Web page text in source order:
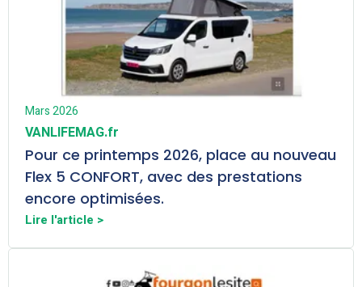
Mars 2026
VANLIFEMAG.fr
Pour ce printemps 2026, place au nouveau
Flex 5 CONFORT, avec des prestations
encore optimisées.
Lire l'article >